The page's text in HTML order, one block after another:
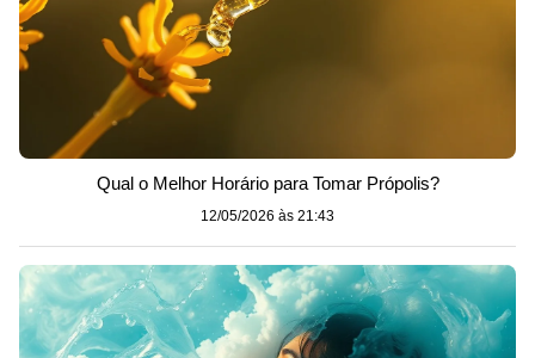
Qual o Melhor Horário para Tomar Própolis?
12/05/2026 às 21:43